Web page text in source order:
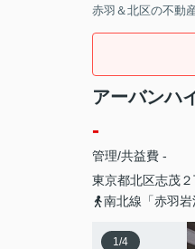
赤羽＆北区の不動
アーバンハ
-
管理/共益費 -
東京都北区志茂
南北線「赤羽
1/4